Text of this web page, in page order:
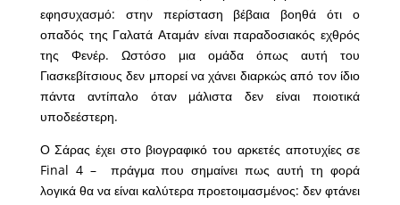
εφησυχασμό: στην περίσταση βέβαια βοηθά ότι ο
οπαδός της Γαλατά Αταμάν είναι παραδοσιακός εχθρός
της Φενέρ. Ωστόσο μια ομάδα όπως αυτή του
Γιασκεβίτσιους δεν μπορεί να χάνει διαρκώς από τον ίδιο
πάντα αντίπαλο όταν μάλιστα δεν είναι ποιοτικά
υποδεέστερη.
Ο Σάρας έχει στο βιογραφικό του αρκετές αποτυχίες σε
Final 4 – πράγμα που σημαίνει πως αυτή τη φορά
λογικά θα να είναι καλύτερα προετοιμασμένος: δεν φτάνει